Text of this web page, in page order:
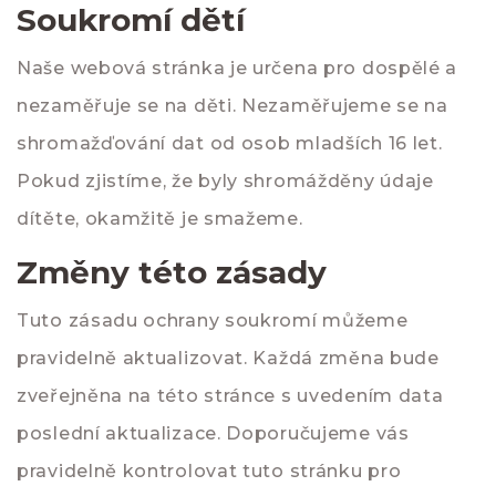
Soukromí dětí
Naše webová stránka je určena pro dospělé a
nezaměřuje se na děti. Nezaměřujeme se na
shromažďování dat od osob mladších 16 let.
Pokud zjistíme, že byly shromážděny údaje
dítěte, okamžitě je smažeme.
Změny této zásady
Tuto zásadu ochrany soukromí můžeme
pravidelně aktualizovat. Každá změna bude
zveřejněna na této stránce s uvedením data
poslední aktualizace. Doporučujeme vás
pravidelně kontrolovat tuto stránku pro